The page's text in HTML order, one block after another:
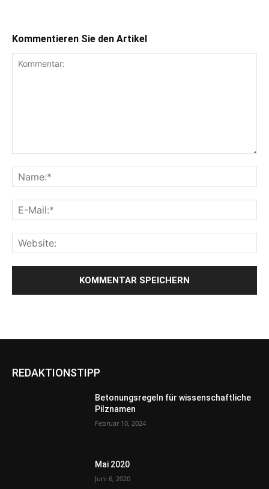
Kommentieren Sie den Artikel
REDAKTIONSTIPP
Betonungsregeln für wissenschaftliche
Pilznamen
Februar 10, 2024
Mai 2020
Juni 6, 2020